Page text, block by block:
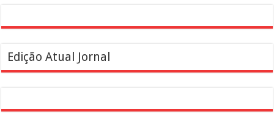
Edição Atual Jornal